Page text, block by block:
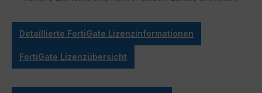
Detaillierte FortiGate Lizenzinformationen
FortiGate Lizenzübersicht